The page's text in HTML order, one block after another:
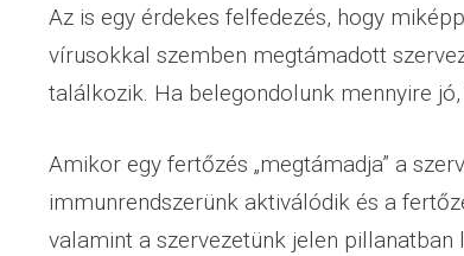
Az is egy érdekes felfedezés, hogy
vírusokkal szemben megtámadott
találkozik. Ha belegondolunk mennyire jó,
Amikor egy fertőzés „megtámadja” a
immunrendszerünk aktiválódik és a
valamint a szervezetünk jelen